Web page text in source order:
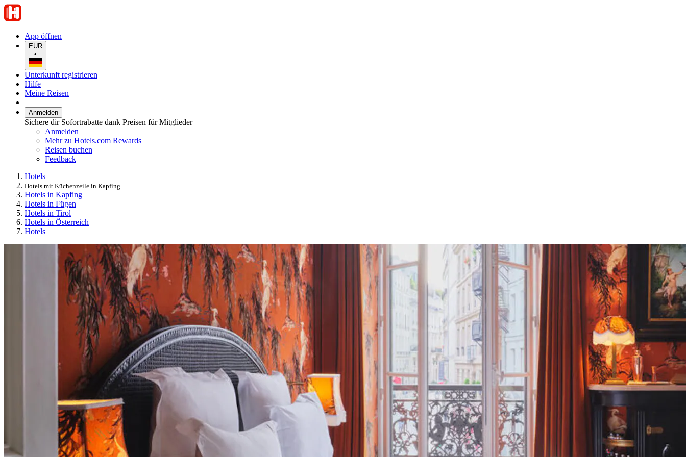
App öffnen
EUR
•
Unterkunft registrieren
Hilfe
Meine Reisen
Anmelden
Sichere dir Sofortrabatte dank Preisen für Mitglieder
Anmelden
Mehr zu Hotels.com Rewards
Reisen buchen
Feedback
Hotels
Hotels mit Küchenzeile in Kapfing
Hotels in Kapfing
Hotels in Fügen
Hotels in Tirol
Hotels in Österreich
Hotels